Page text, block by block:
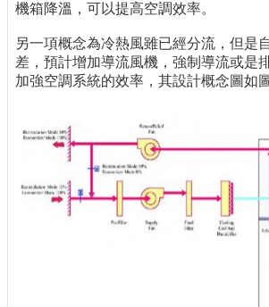
機箱降溫，可以提高空調效率。
另一項概念為冷熱風雖已經分流，但是
差，預計增加導流風機，強制導流或是
加強空調系統的效率，其設計概念圖如